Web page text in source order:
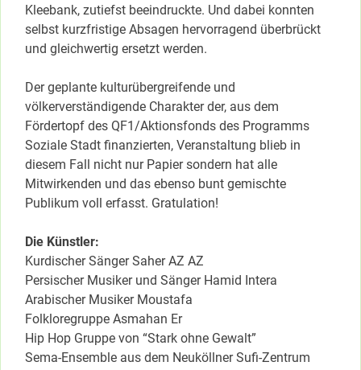
Kleebank, zutiefst beeindruckte. Und dabei konnten
selbst kurzfristige Absagen hervorragend überbrückt
und gleichwertig ersetzt werden.
Der geplante kulturübergreifende und
völkerverständigende Charakter der, aus dem
Fördertopf des QF1/Aktionsfonds des Programms
Soziale Stadt finanzierten, Veranstaltung blieb in
diesem Fall nicht nur Papier sondern hat alle
Mitwirkenden und das ebenso bunt gemischte
Publikum voll erfasst. Gratulation!
Die Künstler:
Kurdischer Sänger Saher AZ AZ
Persischer Musiker und Sänger Hamid Intera
Arabischer Musiker Moustafa
Folkloregruppe Asmahan Er
Hip Hop Gruppe von “Stark ohne Gewalt”
Sema-Ensemble aus dem Neuköllner Sufi-Zentrum